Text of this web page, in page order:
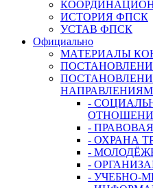
ИСТОРИЯ ФПСК
УСТАВ ФПСК
Официально
МАТЕРИАЛЫ
-
-
- ОХРАНА
-
-
- УЧЕБНО-